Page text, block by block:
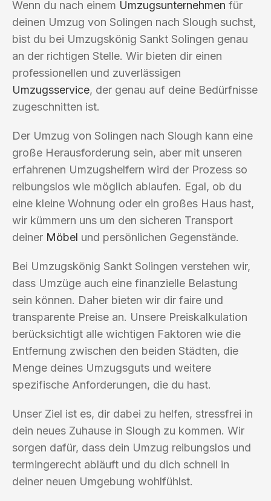
Wenn du nach einem Umzugsunternehmen für
deinen Umzug von Solingen nach Slough suchst,
bist du bei Umzugskönig Sankt Solingen genau
an der richtigen Stelle. Wir bieten dir einen
professionellen und zuverlässigen
Umzugsservice, der genau auf deine Bedürfnisse
zugeschnitten ist.
Der Umzug von Solingen nach Slough kann eine
große Herausforderung sein, aber mit unseren
erfahrenen Umzugshelfern wird der Prozess so
reibungslos wie möglich ablaufen. Egal, ob du
eine kleine Wohnung oder ein großes Haus hast,
wir kümmern uns um den sicheren Transport
deiner Möbel und persönlichen Gegenstände.
Bei Umzugskönig Sankt Solingen verstehen wir,
dass Umzüge auch eine finanzielle Belastung
sein können. Daher bieten wir dir faire und
transparente Preise an. Unsere Preiskalkulation
berücksichtigt alle wichtigen Faktoren wie die
Entfernung zwischen den beiden Städten, die
Menge deines Umzugsguts und weitere
spezifische Anforderungen, die du hast.
Unser Ziel ist es, dir dabei zu helfen, stressfrei in
dein neues Zuhause in Slough zu kommen. Wir
sorgen dafür, dass dein Umzug reibungslos und
termingerecht abläuft und du dich schnell in
deiner neuen Umgebung wohlfühlst.